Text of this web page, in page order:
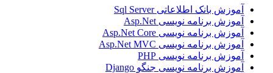
آموزش بانک اطلاعاتی Sql Server
آموزش برنامه نویسی Asp.Net
آموزش برنامه نویسی Asp.Net Core
آموزش برنامه نویسی Asp.Net MVC
آموزش برنامه نویسی PHP
آموزش برنامه نویسی جنگو Django